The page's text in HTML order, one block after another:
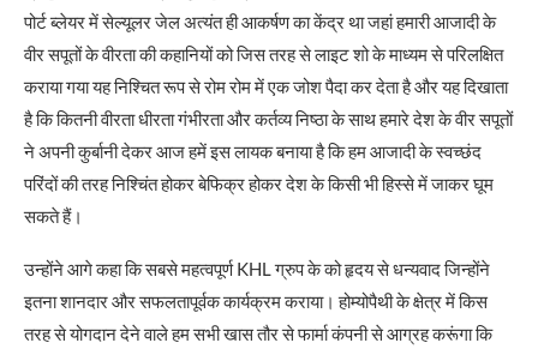
पोर्ट ब्लेयर में सेल्यूलर जेल अत्यंत ही आकर्षण का केंद्र था जहां हमारी आजादी के
वीर सपूतों के वीरता की कहानियों को जिस तरह से लाइट शो के माध्यम से परिलक्षित
कराया गया यह निश्चित रूप से रोम रोम में एक जोश पैदा कर देता है और यह दिखाता
है कि कितनी वीरता धीरता गंभीरता और कर्तव्य निष्ठा के साथ हमारे देश के वीर सपूतों
ने अपनी कुर्बानी देकर आज हमें इस लायक बनाया है कि हम आजादी के स्वच्छंद
परिंदों की तरह निश्चिंत होकर बेफिक्र होकर देश के किसी भी हिस्से में जाकर घूम
सकते हैं।
उन्होंने आगे कहा कि सबसे महत्वपूर्ण KHL ग्रुप के को हृदय से धन्यवाद जिन्होंने
इतना शानदार और सफलतापूर्वक कार्यक्रम कराया। होम्योपैथी के क्षेत्र में किस
तरह से योगदान देने वाले हम सभी खास तौर से फार्मा कंपनी से आग्रह करूंगा कि